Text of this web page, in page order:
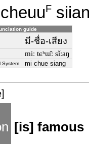
cheuuF
guide
มี-ชื่อ-เสียง
miː tɕʰɯ̂ː sǐːaŋ
System mi chue siang
[is] famous